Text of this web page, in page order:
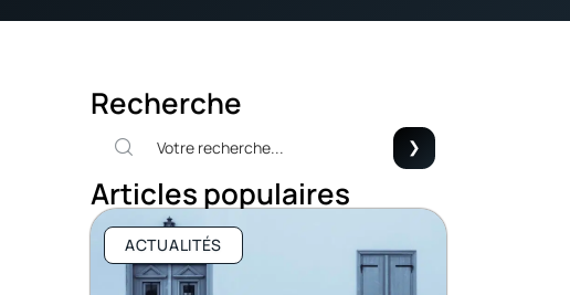
Recherche
Articles populaires
ACTUALITÉS